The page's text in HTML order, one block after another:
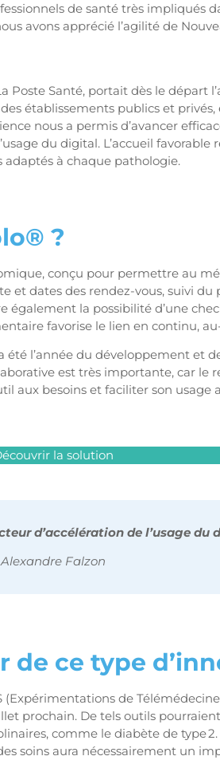
de santé très impliqués
avons apprécié l’agilité de
Poste Santé, portait dès le départ
établissements publics et
nous a permis d’avancer
du digital. L’accueil favorable
à chaque pathologie.
® ?
conçu pour permettre au
et dates des rendez-vous, suivi du
la possibilité d’une
favorise le lien en continu,
l’année du développement et
est très importante, car le
aux besoins et faciliter son usage
la solution
d’accélération de l’usage du
Alexandre Falzon
de ce type
de
prochain. De tels outils
comme le diabète de type
soins aura nécessairement un